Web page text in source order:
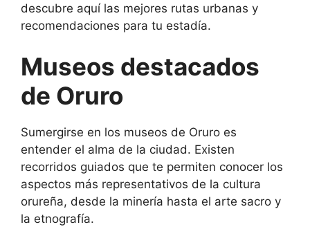
descubre aquí las mejores rutas urbanas y
recomendaciones para tu estadía.
Museos destacados
de Oruro
Sumergirse en los museos de Oruro es
entender el alma de la ciudad. Existen
recorridos guiados que te permiten conocer los
aspectos más representativos de la cultura
orureña, desde la minería hasta el arte sacro y
la etnografía.